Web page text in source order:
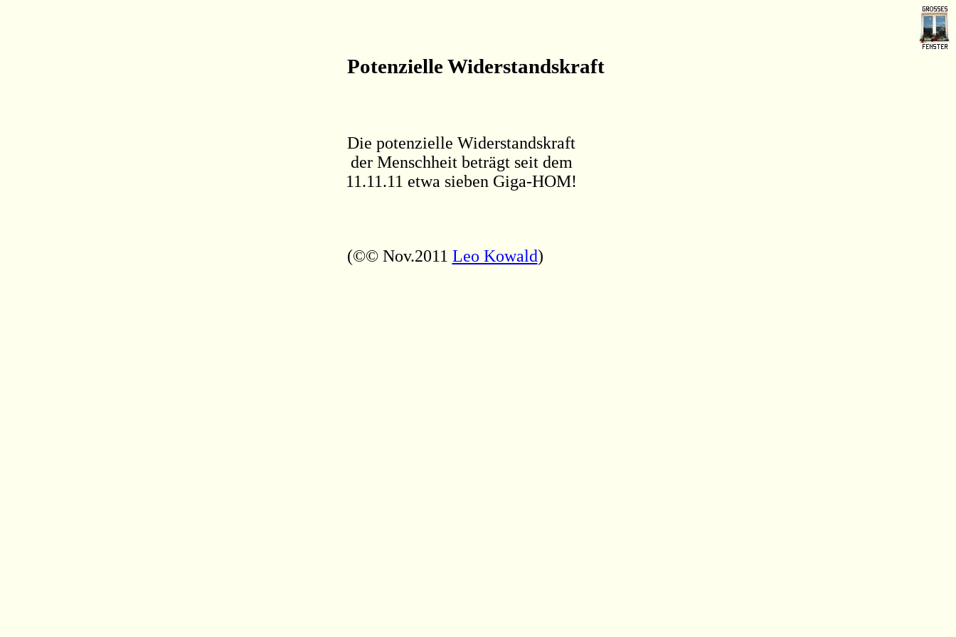
Potenzielle Widerstandskraft
Die potenzielle Widerstandskraft
der Menschheit beträgt seit dem
11.11.11 etwa sieben Giga-HOM!
(©© Nov.2011 Leo Kowald)